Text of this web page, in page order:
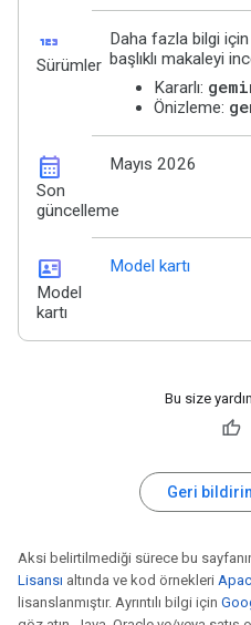
123
Sürümler
Daha fazla bilgi için
başlıklı makaleyi
Kararlı:
Önizleme:
calendar_month
Son
güncelleme
Mayıs 2026
id_card
Model
kartı
Model kartı
Bu size
Geri
Aksi belirtilmediği sürece bu
Lisansı altında ve kod örnekleri
lisanslanmıştır. Ayrıntılı bilgi için